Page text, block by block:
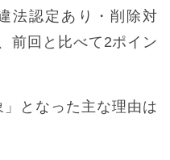
法認定あり・削除対
前回と比べて2ポイン
」となった主な理由は